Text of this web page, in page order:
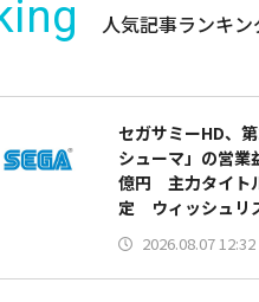
人気記事ランキン
セガサミーHD、
シューマ」の営業
億円 主力タイト
定 ウィッシュリ
2026.08.07 12:32